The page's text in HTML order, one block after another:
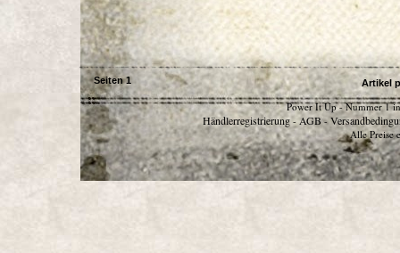
Seiten1 Artikel
Power It Up - Nummer 1
Händlerregistrierung - AGB -
Alle Preise